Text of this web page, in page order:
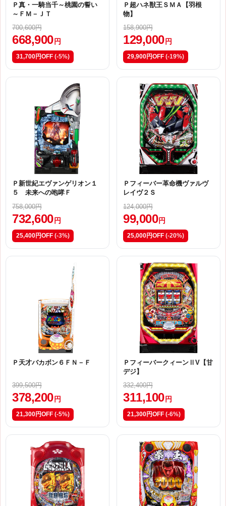
Ｐ真・一騎当千～桃園の誓い
～ＦＭ－ＪＴ
700,600円
668,900 円
31,700円OFF (-5%)
Ｐ超ハネ獣王ＳＭＡ【羽根
物】
158,900円
129,000 円
29,900円OFF (-19%)
Ｐ新世紀エヴァンゲリオン１
５ 未来への咆哮Ｆ
758,000円
732,600円
25,400円OFF (-3%)
Ｐフィーバー革命機ヴァルヴ
レイヴ２Ｓ
124,000円
99,000円
25,000円OFF (-20%)
Ｐ天才バカボン６ＦＮ－Ｆ
399,500円
378,200 円
21,300円OFF (-5%)
ＰフィーバークィーンⅡV【甘
デジ】
332,400円
311,100 円
21,300円OFF (-6%)